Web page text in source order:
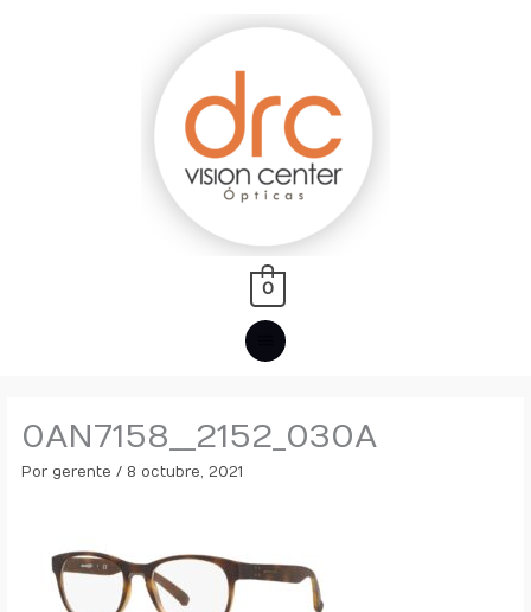
MENÚ
PRINCIPAL
0
0AN7158__2152_030A
Por gerente/ 8 octubre, 2021